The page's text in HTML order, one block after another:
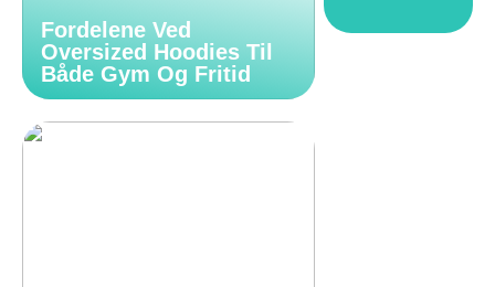
Fordelene Ved
Oversized Hoodies Til
Både Gym Og Fritid